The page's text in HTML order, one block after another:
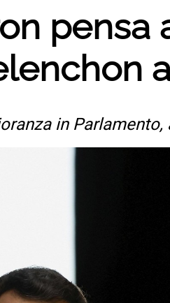
pensa
in